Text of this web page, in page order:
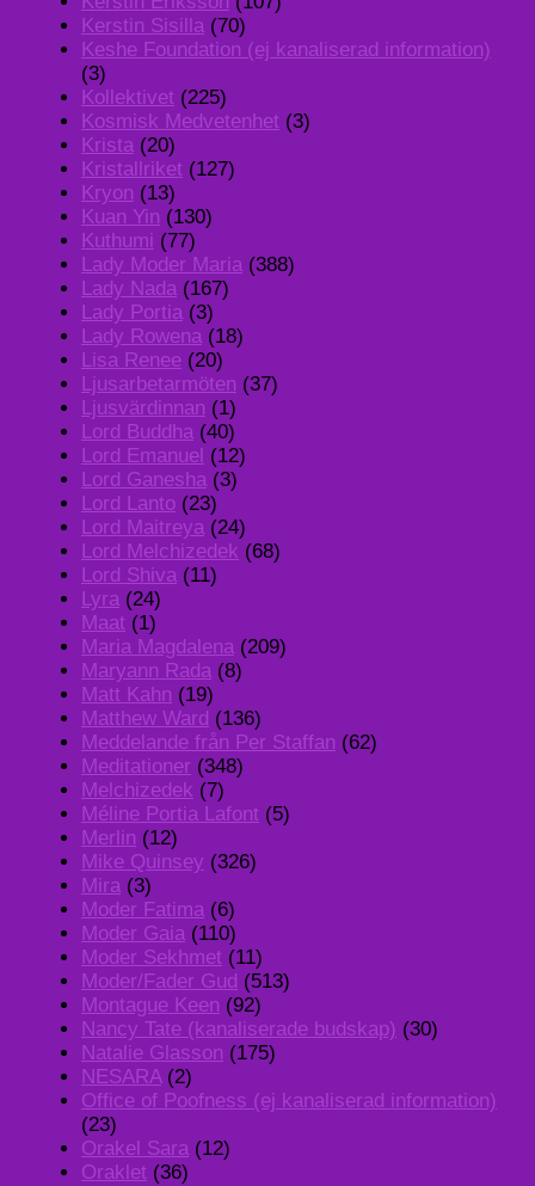
Kerstin Sisilla (70)
Keshe Foundation (ej kanaliserad information)
(3)
Kollektivet (225)
Kosmisk Medvetenhet (3)
Krista (20)
Kristallriket (127)
Kryon (13)
Kuan Yin (130)
Kuthumi (77)
Lady Moder Maria (388)
Lady Nada (167)
Lady Portia (3)
Lady Rowena (18)
Lisa Renee (20)
Ljusarbetarmöten (37)
Ljusvärdinnan (1)
Lord Buddha (40)
Lord Emanuel (12)
Lord Ganesha (3)
Lord Lanto (23)
Lord Maitreya (24)
Lord Melchizedek (68)
Lord Shiva (11)
Lyra (24)
Maat (1)
Maria Magdalena (209)
Maryann Rada (8)
Matt Kahn (19)
Matthew Ward (136)
Meddelande från Per Staffan (62)
Meditationer (348)
Melchizedek (7)
Méline Portia Lafont (5)
Merlin (12)
Mike Quinsey (326)
Mira (3)
Moder Fatima (6)
Moder Gaia (110)
Moder Sekhmet (11)
Moder/Fader Gud (513)
Montague Keen (92)
Nancy Tate (kanaliserade budskap) (30)
Natalie Glasson (175)
NESARA(2)
Office of Poofness (ej kanaliserad information)
(23)
Orakel Sara (12)
Oraklet (36)